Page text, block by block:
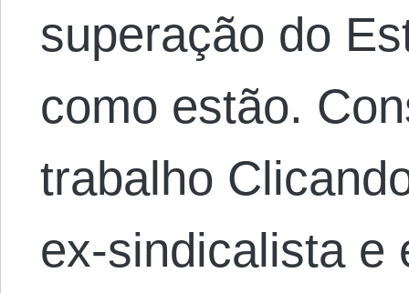
superação do
como estão.
trabalho
ex-sindicalista e